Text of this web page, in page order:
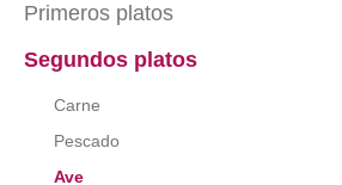
Primeros platos
Arroz
Segundos platos
Carne
Pescado
Ave